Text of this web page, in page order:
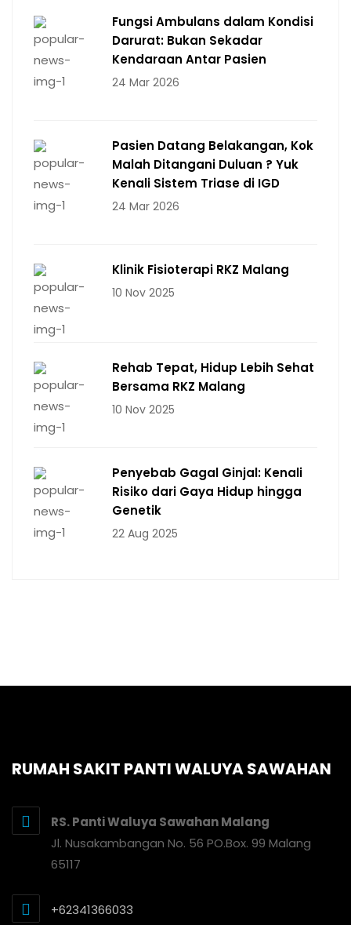
Fungsi Ambulans dalam Kondisi
Darurat: Bukan Sekadar
Kendaraan Antar Pasien
24 Mar 2026
Pasien Datang Belakangan, Kok
Malah Ditangani Duluan ? Yuk
Kenali Sistem Triase di IGD
24 Mar 2026
Klinik Fisioterapi RKZ Malang
10 Nov 2025
Rehab Tepat, Hidup Lebih Sehat
Bersama RKZ Malang
10 Nov 2025
Penyebab Gagal Ginjal: Kenali
Risiko dari Gaya Hidup hingga
Genetik
22 Aug 2025
RUMAH SAKIT PANTI WALUYA SAWAHAN
RS. Panti Waluya Sawahan Malang
Jl. Nusakambangan No. 56 PO.Box. 99 Malang
65117
+62341366033